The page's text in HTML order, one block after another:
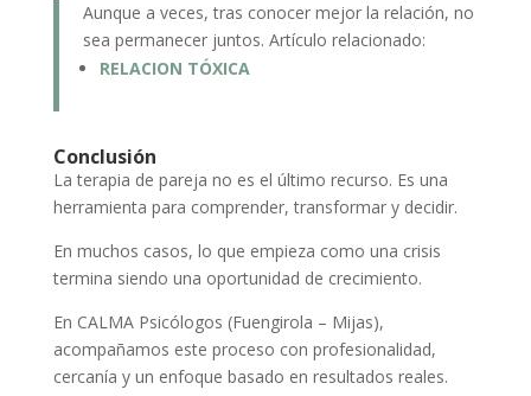
Aunque a veces, tras conocer mejor la relación, no
sea permanecer juntos. Artículo relacionado:
RELACION TÓXICA
Conclusión
La terapia de pareja no es el último recurso. Es una
herramienta para comprender, transformar y decidir.
En muchos casos, lo que empieza como una crisis
termina siendo una oportunidad de crecimiento.
En CALMA Psicólogos (Fuengirola – Mijas),
acompañamos este proceso con profesionalidad,
cercanía y un enfoque basado en resultados reales.